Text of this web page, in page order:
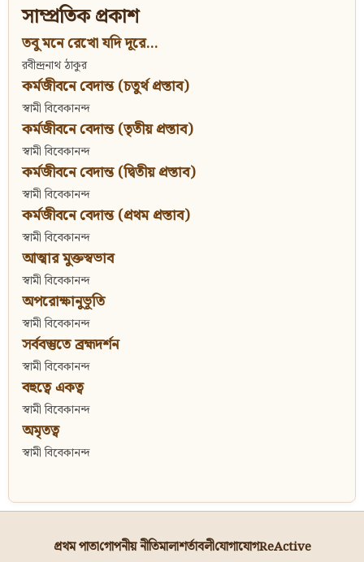
সাম্প্রতিক প্রকাশ
তবু মনে রেখো যদি দূরে...
রবীন্দ্রনাথ ঠাকুর
কর্মজীবনে বেদান্ত (চতুর্থ প্রস্তাব)
স্বামী বিবেকানন্দ
কর্মজীবনে বেদান্ত (তৃতীয় প্রস্তাব)
স্বামী বিবেকানন্দ
কর্মজীবনে বেদান্ত (দ্বিতীয় প্রস্তাব)
স্বামী বিবেকানন্দ
কর্মজীবনে বেদান্ত (প্রথম প্রস্তাব)
স্বামী বিবেকানন্দ
আত্মার মুক্তস্বভাব
স্বামী বিবেকানন্দ
অপরোক্ষানুভূতি
স্বামী বিবেকানন্দ
সর্ববস্তুতে ব্রহ্মদর্শন
স্বামী বিবেকানন্দ
বহুত্বে একত্ব
স্বামী বিবেকানন্দ
অমৃতত্ব
স্বামী বিবেকানন্দ
প্রথম পাতাগোপনীয় নীতিমালাশর্তাবলীযোগাযোগReActive